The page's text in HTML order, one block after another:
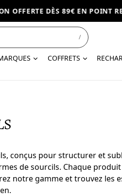
OFFERTE DÈS 89€ EN POINT
/
COFFRETS
conçus pour structurer et
de sourcils. Chaque
notre gamme et trouvez les